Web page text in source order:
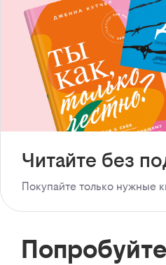
Читайте без
Покупайте только нужные